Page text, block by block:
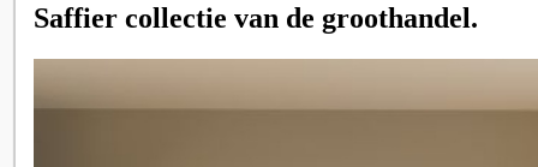
Saffier collectie van de groothandel.